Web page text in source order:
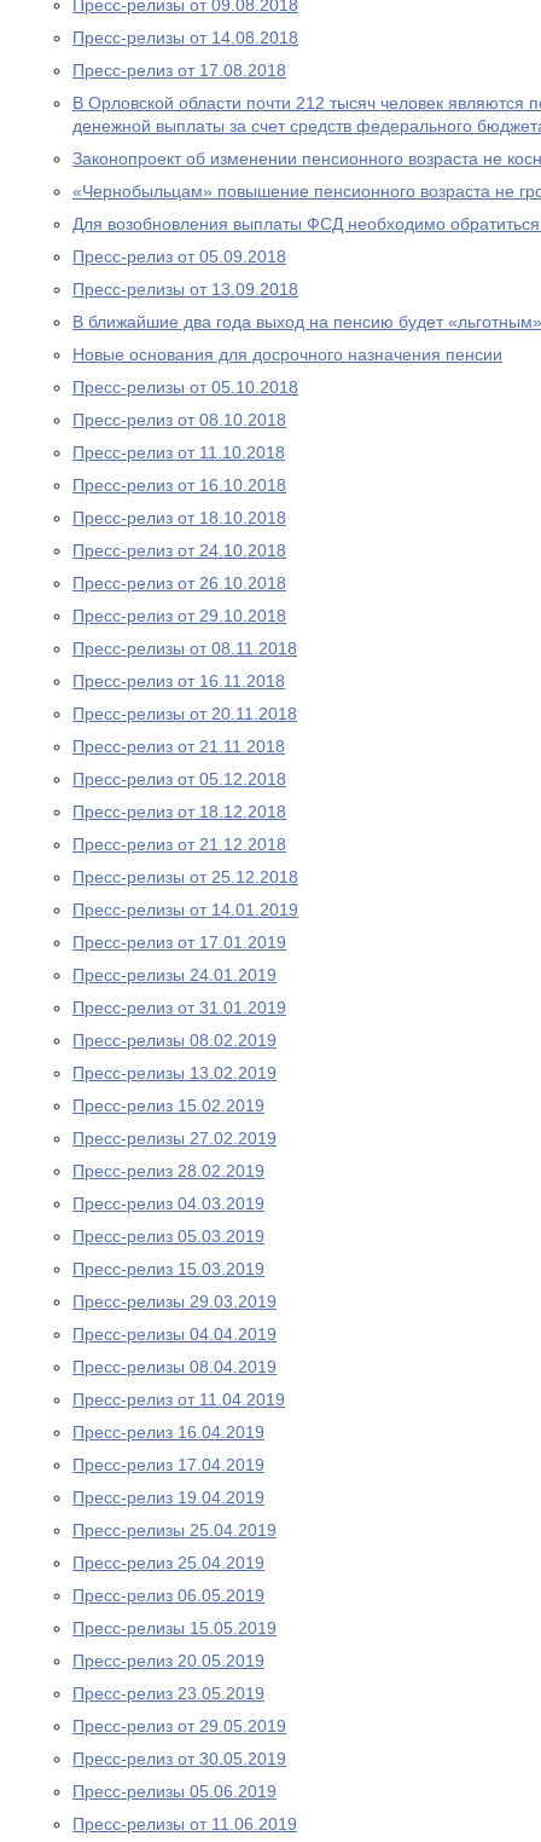
Пресс-релизы от 09.08.2018
Пресс-релизы от 14.08.2018
Пресс-релиз от 17.08.2018
В Орловской области почти 212 тысяч человек являются
денежной выплаты за счет средств федерального
Законопроект об изменении пенсионного возраста не
«Чернобыльцам» повышение пенсионного возраста не
Для возобновления выплаты ФСД необходимо
Пресс-релиз от 05.09.2018
Пресс-релизы от 13.09.2018
В ближайшие два года выход на пенсию будет «льготным»
Новые основания для досрочного назначения пенсии
Пресс-релизы от 05.10.2018
Пресс-релиз от 08.10.2018
Пресс-релиз от 11.10.2018
Пресс-релиз от 16.10.2018
Пресс-релиз от 18.10.2018
Пресс-релиз от 24.10.2018
Пресс-релиз от 26.10.2018
Пресс-релиз от 29.10.2018
Пресс-релизы от 08.11.2018
Пресс-релиз от 16.11.2018
Пресс-релизы от 20.11.2018
Пресс-релиз от 21.11.2018
Пресс-релиз от 05.12.2018
Пресс-релиз от 18.12.2018
Пресс-релиз от 21.12.2018
Пресс-релизы от 25.12.2018
Пресс-релизы от 14.01.2019
Пресс-релиз от 17.01.2019
Пресс-релизы 24.01.2019
Пресс-релиз от 31.01.2019
Пресс-релизы 08.02.2019
Пресс-релизы 13.02.2019
Пресс-релиз 15.02.2019
Пресс-релизы 27.02.2019
Пресс-релиз 28.02.2019
Пресс-релиз 04.03.2019
Пресс-релиз 05.03.2019
Пресс-релиз 15.03.2019
Пресс-релизы 29.03.2019
Пресс-релизы 04.04.2019
Пресс-релизы 08.04.2019
Пресс-релиз от 11.04.2019
Пресс-релиз 16.04.2019
Пресс-релиз 17.04.2019
Пресс-релиз 19.04.2019
Пресс-релизы 25.04.2019
Пресс-релиз 25.04.2019
Пресс-релиз 06.05.2019
Пресс-релизы 15.05.2019
Пресс-релиз 20.05.2019
Пресс-релиз 23.05.2019
Пресс-релиз от 29.05.2019
Пресс-релиз от 30.05.2019
Пресс-релизы 05.06.2019
Пресс-релизы от 11.06.2019